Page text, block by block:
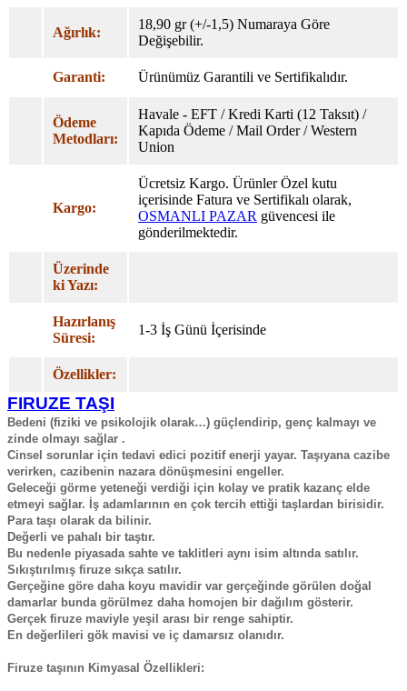
Ağırlık:
18,90 gr (+/-1,5) Numaraya Göre
Değişebilir.
Garanti: Ürünümüz Garantili ve Sertifikalıdır.
Ödeme
Metodları:
Havale - EFT / Kredi Karti (12 Taksıt) /
Kapıda Ödeme / Mail Order / Western
Union
Kargo:
Ücretsiz Kargo. Ürünler Özel kutu
içerisinde Fatura ve Sertifikalı olarak,
OSMANLI PAZAR güvencesi ile
gönderilmektedir.
Üzerinde
ki Yazı:
Hazırlanış
Süresi:
1-3 İş Günü İçerisinde
Özellikler:
FIRUZE TAŞI
Bedeni (fiziki ve psikolojik olarak…) güçlendirip, genç kalmayı ve
zinde olmayı sağlar .
Cinsel sorunlar için tedavi edici pozitif enerji yayar. Taşıyana cazibe
verirken, cazibenin nazara dönüşmesini engeller.
Geleceği görme yeteneği verdiği için kolay ve pratik kazanç elde
etmeyi sağlar. İş adamlarının en çok tercih ettiği taşlardan birisidir.
Para taşı olarak da bilinir.
Değerli ve pahalı bir taştır.
Bu nedenle piyasada sahte ve taklitleri aynı isim altında satılır.
Sıkıştırılmış firuze sıkça satılır.
Gerçeğine göre daha koyu mavidir var gerçeğinde görülen doğal
damarlar bunda görülmez daha homojen bir dağılım gösterir.
Gerçek firuze maviyle yeşil arası bir renge sahiptir.
En değerlileri gök mavisi ve iç damarsız olanıdır.
Firuze taşının Kimyasal Özellikleri: